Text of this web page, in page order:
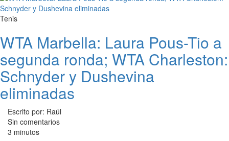
Tenis
WTA Marbella: Laura Pous-Tio a
segunda ronda; WTA Charleston:
Schnyder y Dushevina
eliminadas
Escrito por: Raúl
Sin comentarios
3 minutos